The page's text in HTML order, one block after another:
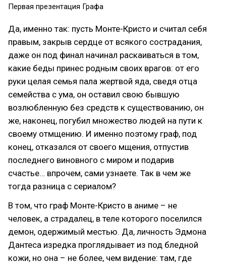
Первая презентация Графа
Да, именно так: пусть Монте-Кристо и считал себя
правым, закрыв сердце от всякого сострадания,
даже он под финал начинал раскаиваться в том,
какие беды принес родным своих врагов: от его
руки целая семья пала жертвой яда, сведя отца
семейства с ума, он оставил свою бывшую
возлюбленную без средств к существованию, он
же, наконец, погубил множество людей на пути к
своему отмщению. И именно поэтому граф, под
конец, отказался от своего мщения, отпустив
последнего виновного с миром и подарив
счастье… впрочем, сами узнаете. Так в чем же
тогда разница с сериалом?
В том, что граф Монте-Кристо в аниме – не
человек, а страдалец, в теле которого поселился
демон, одержимый местью. Да, личность Эдмона
Дантеса изредка проглядывает из под бледной
кожи, но она – не более, чем видение: там, где